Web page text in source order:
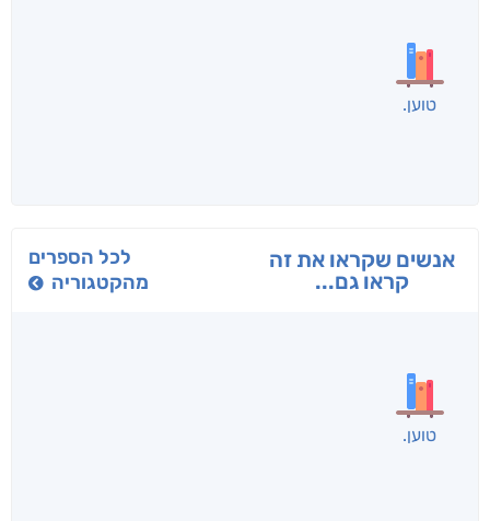
בפנוכו
חני שאטן
תרדמת
א. פ.
אנשים שקראו את זה